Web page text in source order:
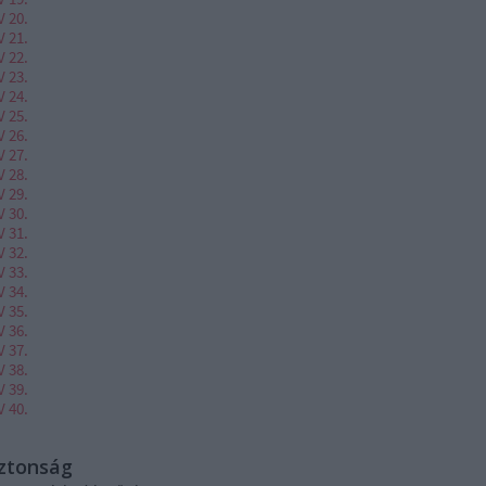
20.
21.
22.
23.
24.
25.
26.
27.
28.
29.
30.
31.
32.
33.
34.
35.
36.
37.
38.
39.
40.